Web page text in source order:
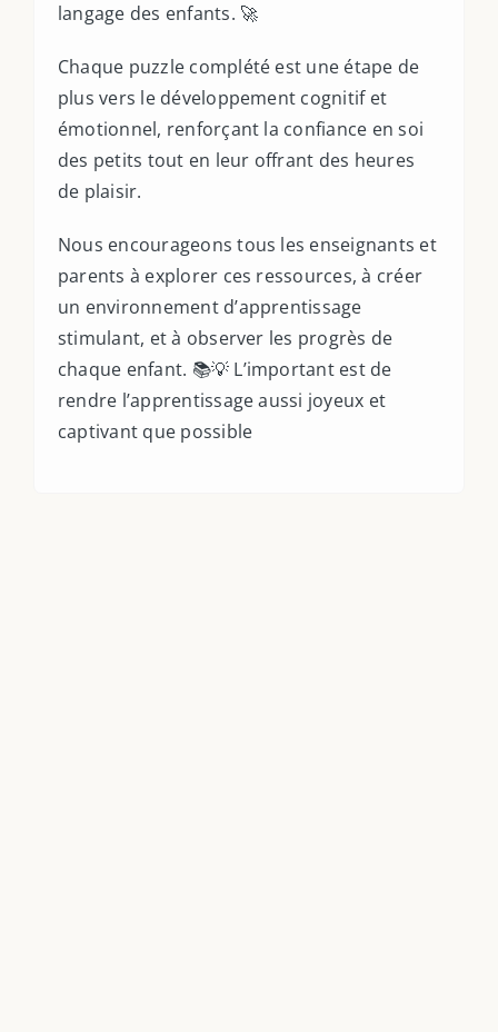
langage des enfants. 🚀
Chaque puzzle complété est une étape de
plus vers le développement cognitif et
émotionnel, renforçant la confiance en soi
des petits tout en leur offrant des heures
de plaisir.
Nous encourageons tous les enseignants et
parents à explorer ces ressources, à créer
un environnement d’apprentissage
stimulant, et à observer les progrès de
chaque enfant. 📚💡 L’important est de
rendre l’apprentissage aussi joyeux et
captivant que possible